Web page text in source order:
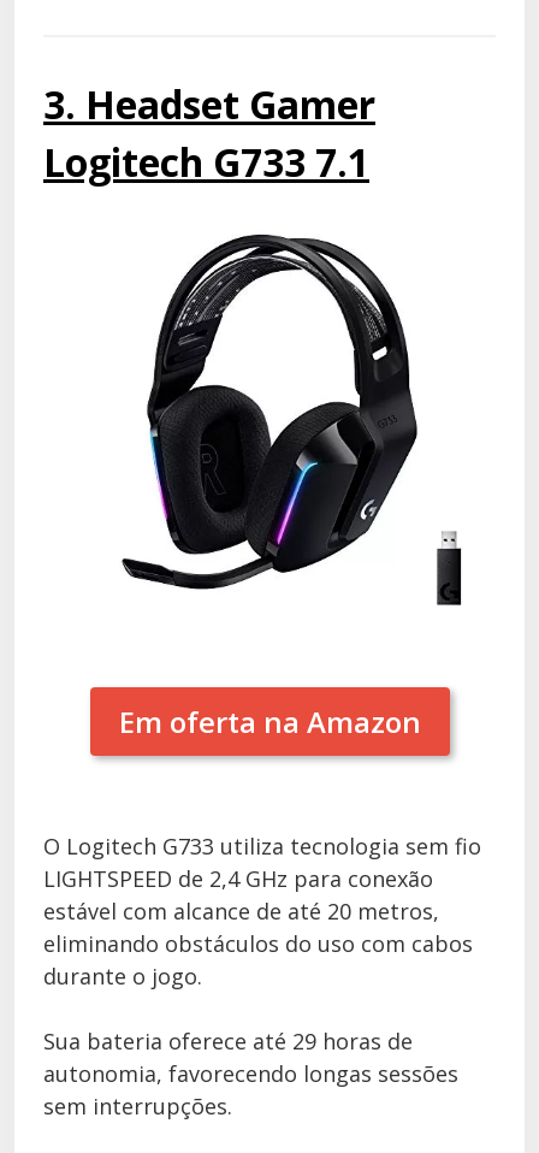
3. Headset Gamer
Logitech G733 7.1
Em oferta na Amazon
O Logitech G733 utiliza tecnologia sem fio
LIGHTSPEED de 2,4 GHz para conexão
estável com alcance de até 20 metros,
eliminando obstáculos do uso com cabos
durante o jogo.
Sua bateria oferece até 29 horas de
autonomia, favorecendo longas sessões
sem interrupções.